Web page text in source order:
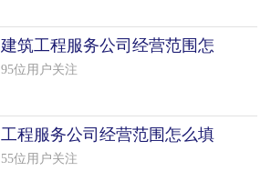
建筑工程服务公司经营范围怎
么填写
95位用户关注
工程服务公司经营范围怎么填
写（50个
55位用户关注